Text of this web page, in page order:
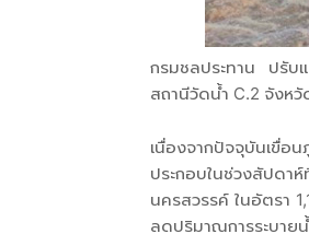
กรมชลประทาน ปรับ
สถานีวัดน้ำ C.2 จังห
เนื่องจากปัจจุบันเขื่อ
ประกอบในช่วงสัป
นครสวรรค์ ในอัตรา
ลดปริมาณการระบาย